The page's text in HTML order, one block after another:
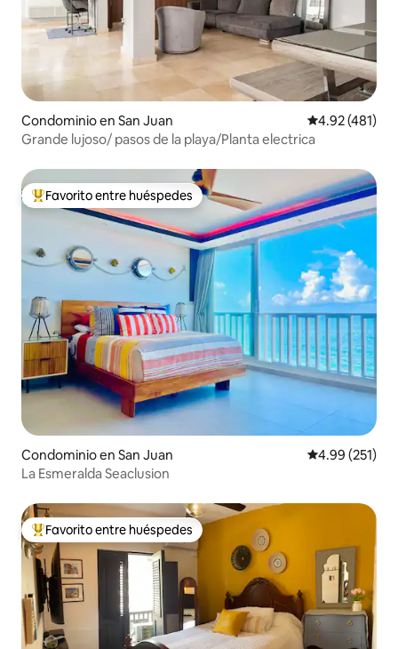
Condominio en San Juan Calificación
4.92 (481)
Grande lujoso/ pasos de la playa/Planta electrica
De los mejores en Favorito entre huéspedes
Favorito entre huéspedes
Condominio en San Juan Calificación
4.99 (251)
La Esmeralda Seaclusion
De los mejores en Favorito entre huéspedes
Favorito entre huéspedes